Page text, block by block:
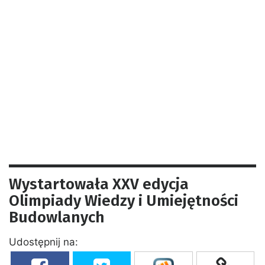
Wystartowała XXV edycja
Olimpiady Wiedzy i Umiejętności
Budowlanych
Udostępnij na: